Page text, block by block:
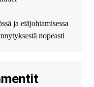
ja etäjohtamisessa
nopeasti